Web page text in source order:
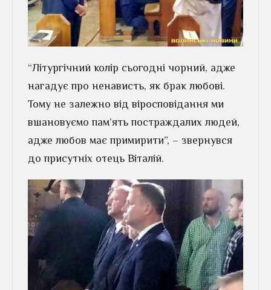
“Літургічний колір сьогодні чорний, адже
нагадує про ненависть, як брак любові.
Тому не залежно від віросповідання ми
вшановуємо пам’ять постраждалих людей,
адже любов має примирити”, – звернувся
до присутніх отець Віталій.